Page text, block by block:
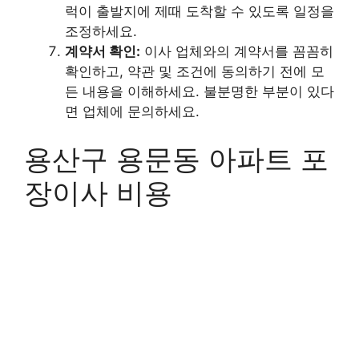
럭이 출발지에 제때 도착할 수 있도록 일정을
조정하세요.
계약서 확인: 이사 업체와의 계약서를 꼼꼼히
확인하고, 약관 및 조건에 동의하기 전에 모
든 내용을 이해하세요. 불분명한 부분이 있다
면 업체에 문의하세요.
용산구 용문동 아파트 포
장이사 비용